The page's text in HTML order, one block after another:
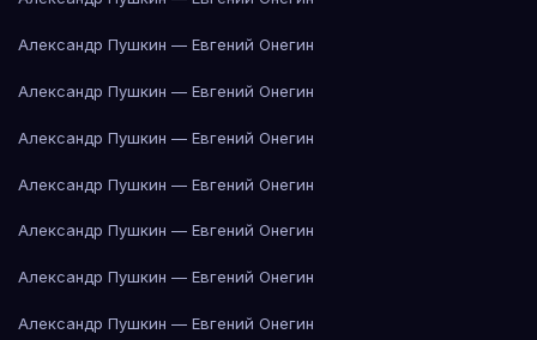
Александр Пушкин — Евгений Онегин
Александр Пушкин — Евгений Онегин
Александр Пушкин — Евгений Онегин
Александр Пушкин — Евгений Онегин
Александр Пушкин — Евгений Онегин
Александр Пушкин — Евгений Онегин
Александр Пушкин — Евгений Онегин